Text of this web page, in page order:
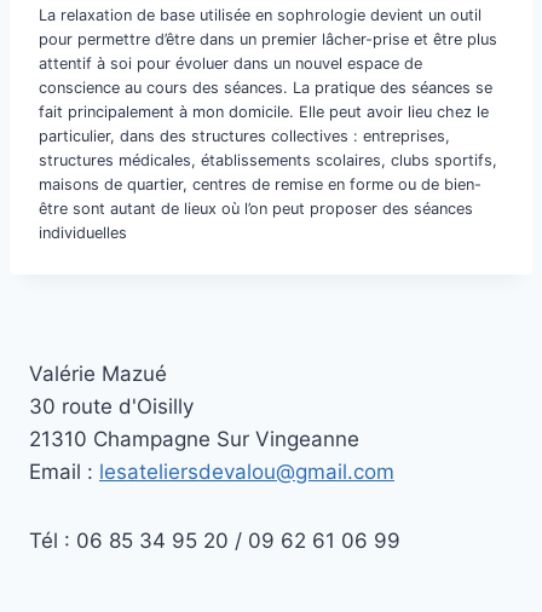
La relaxation de base utilisée en sophrologie devient un outil
pour permettre d’être dans un premier lâcher-prise et être plus
attentif à soi pour évoluer dans un nouvel espace de
conscience au cours des séances. La pratique des séances se
fait principalement à mon domicile. Elle peut avoir lieu chez le
particulier, dans des structures collectives : entreprises,
structures médicales, établissements scolaires, clubs sportifs,
maisons de quartier, centres de remise en forme ou de bien-
être sont autant de lieux où l’on peut proposer des séances
individuelles
Valérie Mazué
30 route d'Oisilly
21310 Champagne Sur Vingeanne
Email : lesateliersdevalou@gmail.com
Tél : 06 85 34 95 20 / 09 62 61 06 99